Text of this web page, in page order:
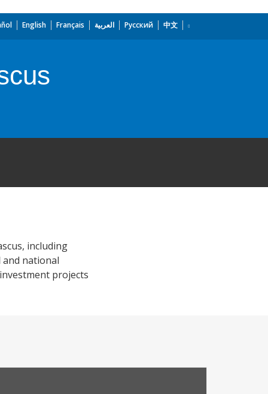
English Français العربية Русский 中文
including
national
projects